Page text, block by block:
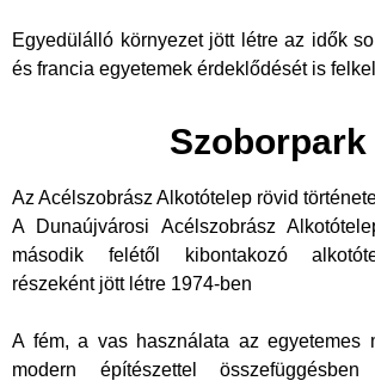
Egyedülálló környezet jött létre az idők
és francia egyetemek érdeklődését is
Szoborpark
Az Acélszobrász Alkotótelep rövid
A Dunaújvárosi Acélszobrász
második felétől kibontakozó
részeként jött létre 1974-ben
A fém, a vas használata az egyetemes
modern építészettel